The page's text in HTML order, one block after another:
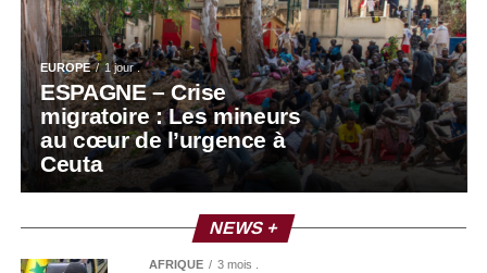
EUROPE 1 jour .
ESPAGNE – Crise
migratoire : Les mineurs
au cœur de l’urgence à
Ceuta
NEWS +
AFRIQUE 3 mois .